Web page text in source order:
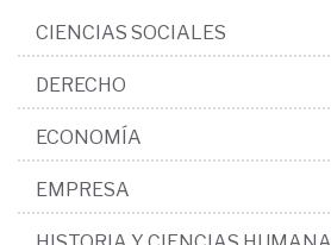
CIENCIAS SOCIALES
DERECHO
ECONOMÍA
EMPRESA